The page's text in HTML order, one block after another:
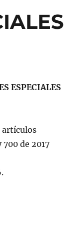
ESPECIALES
artículos
de 2017